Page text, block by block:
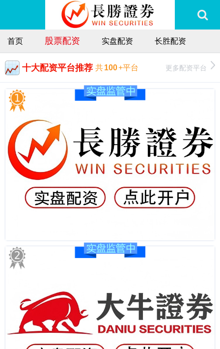
首页 股票配资 实盘配资 长胜配资
十大配资平台推荐 共100+平台 更多配资平台